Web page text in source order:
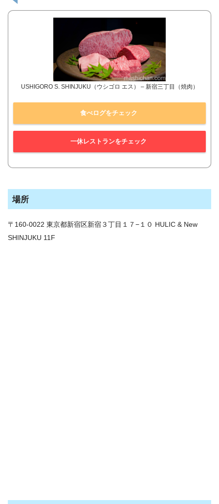
USHIGORO S. SHINJUKU（ウシゴロ エス） – 新宿三丁目（焼肉）
食べログをチェック
一休レストランをチェック
場所
〒160-0022 東京都新宿区新宿３丁目１７−１０ HULIC & New
SHINJUKU 11F